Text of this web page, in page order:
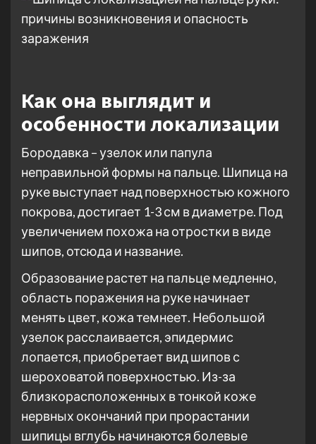
Как она выглядит и
особенности локализации
Бородавка – узелок или папула
неправильной формы на пальце. Шипица на
руке выступает над поверхностью кожного
покрова, достигает 1-3 см в диаметре. Под
увеличением похожа на отростки в виде
шипов, отсюда и название.
Образование растет на пальце медленно,
область поражения на руке начинает
менять цвет, кожа темнеет. Небольшой
узелок расслаивается, эпидермис
лопается, приобретает вид шипов с
шероховатой поверхностью. Из-за
близкорасположенных в тонкой коже
нервных окончаний при прорастании
шипицы вглубь начинаются болевые